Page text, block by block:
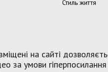
Стиль життя
на сайті
за умови